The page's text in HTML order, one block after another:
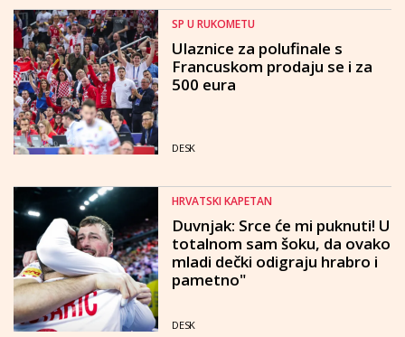
SP U RUKOMETU
Ulaznice za polufinale s
Francuskom prodaju se i za
500 eura
DESK
HRVATSKI KAPETAN
Duvnjak: Srce će mi puknuti! U
totalnom sam šoku, da ovako
mladi dečki odigraju hrabro i
pametno"
DESK